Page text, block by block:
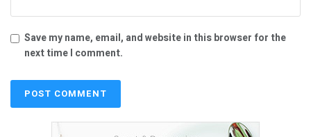
Save my name, email, and website in this browser for the
next time I comment.